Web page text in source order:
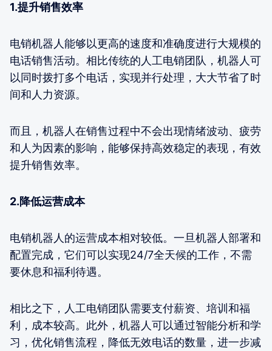
1.提升销售效率
电销机器人能够以更高的速度和准确度进行大规模的
电话销售活动。相比传统的人工电销团队，机器人可
以同时拨打多个电话，实现并行处理，大大节省了时
间和人力资源。
而且，机器人在销售过程中不会出现情绪波动、疲劳
和人为因素的影响，能够保持高效稳定的表现，有效
提升销售效率。
2.降低运营成本
电销机器人的运营成本相对较低。一旦机器人部署和
配置完成，它们可以实现24/7全天候的工作，不需
要休息和福利待遇。
相比之下，人工电销团队需要支付薪资、培训和福
利，成本较高。此外，机器人可以通过智能分析和学
习，优化销售流程，降低无效电话的数量，进一步减